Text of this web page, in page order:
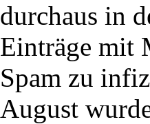
durchaus in
Einträge mit
Spam zu
August